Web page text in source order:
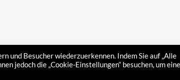
und Besucher wiederzuerkennen. Indem Sie auf „Alle
jedoch die „Cookie-Einstellungen“ besuchen, um eine